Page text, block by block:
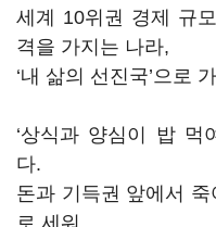
세계 10위권 경제 규
격을 가지는 나라,
‘내 삶의 선진국’으로
‘상식과 양심이 밥 먹
다.
돈과 기득권 앞에서
로 세워